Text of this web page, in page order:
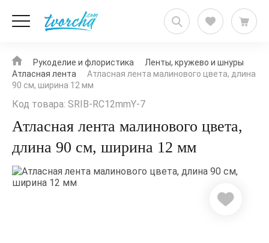
Рукоделие и флористика
Ленты, кружево и шнуры
Атласная лента
Атласная лента малинового цвета, длина
90 см, ширина 12 мм
Код товара: SRIB-RC12mmY-7
Атласная лента малинового цвета,
длина 90 см, ширина 12 мм